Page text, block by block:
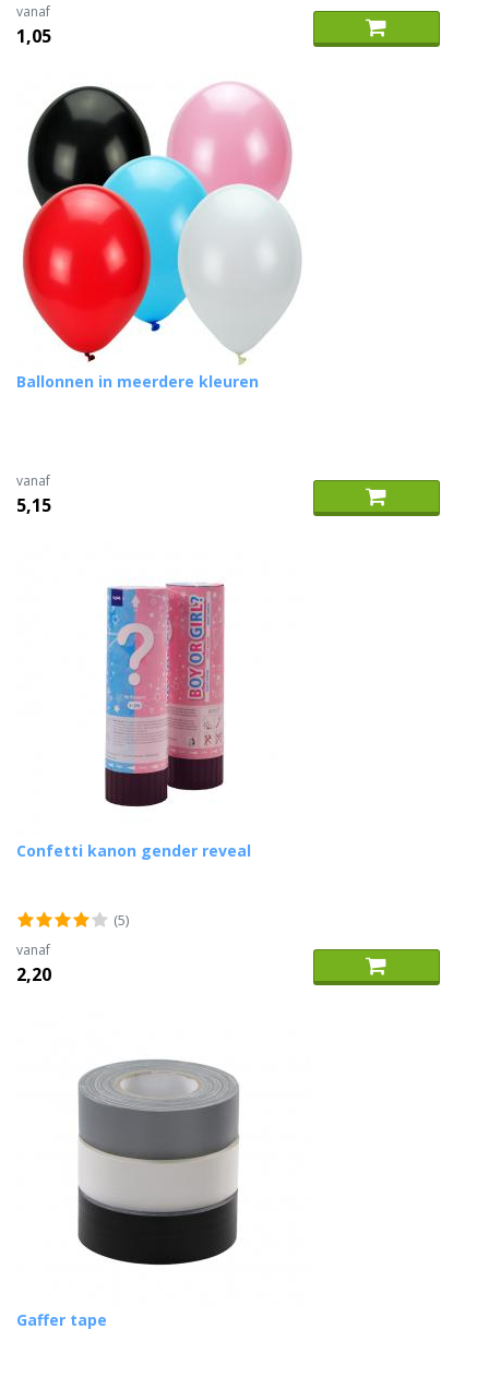
vanaf
1,05
Ballonnen in meerdere kleuren
vanaf
5,15
Confetti kanon gender reveal
(5)
vanaf
2,20
Gaffer tape